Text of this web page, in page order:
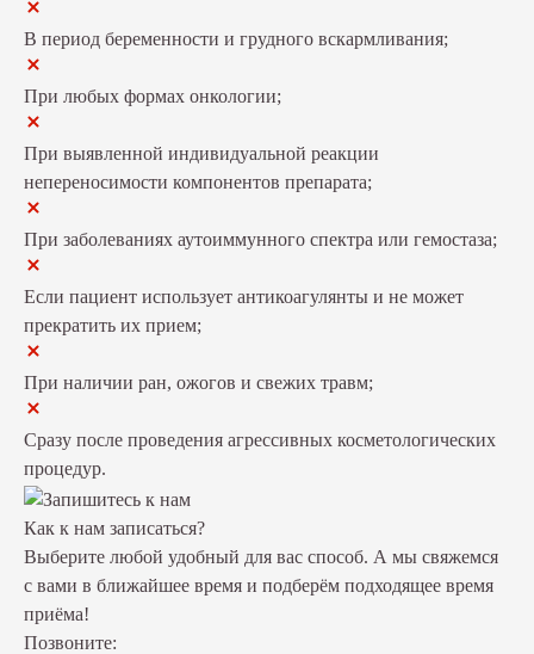
В период беременности и грудного вскармливания;
При любых формах онкологии;
При выявленной индивидуальной реакции
непереносимости компонентов препарата;
При заболеваниях аутоиммунного спектра или гемостаза;
Если пациент использует антикоагулянты и не может
прекратить их прием;
При наличии ран, ожогов и свежих травм;
Сразу после проведения агрессивных косметологических
процедур.
Как к нам записаться?
Выберите любой удобный для вас способ. А мы свяжемся
с вами в ближайшее время и подберём подходящее время
приёма!
Позвоните: